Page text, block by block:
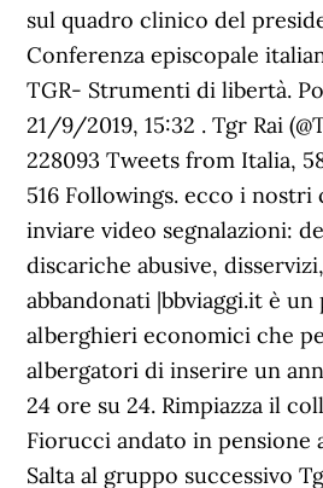
sul quadro clinico del
Conferenza episcopale
TGR- Strumenti di libertà.
21/9/2019, 15:32 . Tgr Rai
228093 Tweets from Italia,
516 Followings. ecco i
inviare video segnalazioni:
discariche abusive,
abbandonati |bbviaggi.it è
alberghieri economici che
albergatori di inserire un
24 ore su 24. Rimpiazza il
Fiorucci andato in pensione
Salta al gruppo successivo